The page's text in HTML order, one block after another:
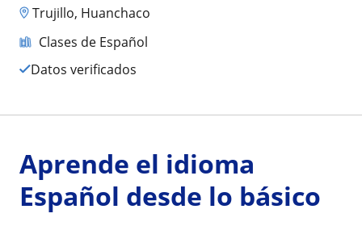
Trujillo, Huanchaco
Clases de Español
Datos verificados
Aprende el idioma
Español desde lo básico